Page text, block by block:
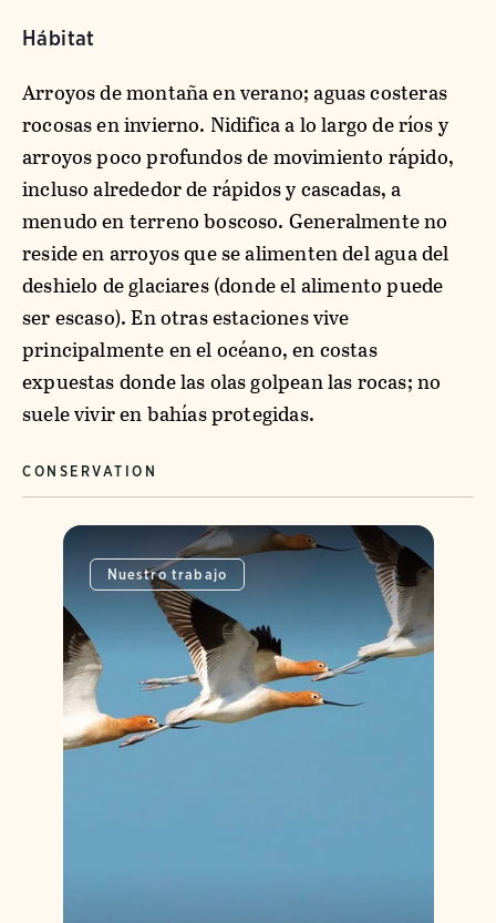
Hábitat
Arroyos de montaña en verano; aguas costeras
rocosas en invierno. Nidifica a lo largo de ríos y
arroyos poco profundos de movimiento rápido,
incluso alrededor de rápidos y cascadas, a
menudo en terreno boscoso. Generalmente no
reside en arroyos que se alimenten del agua del
deshielo de glaciares (donde el alimento puede
ser escaso). En otras estaciones vive
principalmente en el océano, en costas
expuestas donde las olas golpean las rocas; no
suele vivir en bahías protegidas.
CONSERVATION
Nuestro trabajo